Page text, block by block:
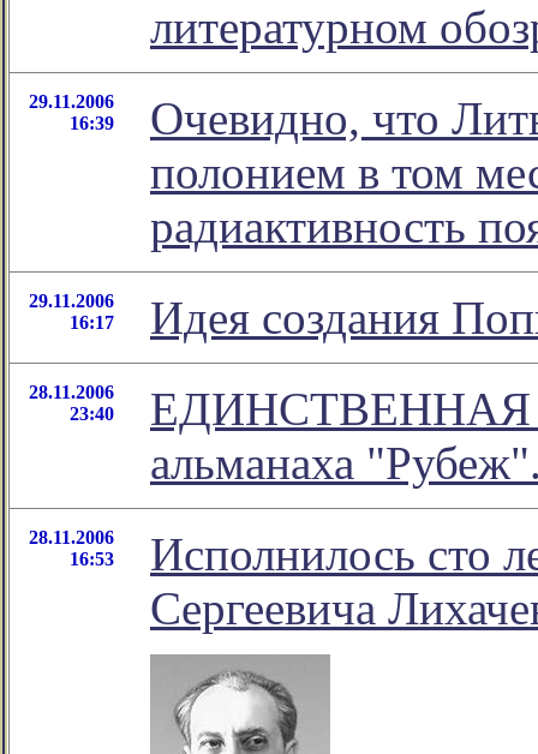
литературном
29.11.2006
16:39
Очевидно, что
полонием в том
радиактивность
29.11.2006
16:17
Идея создания
28.11.2006
23:40
ЕДИНСТВЕННАЯ
альманаха
28.11.2006
16:53
Исполнилось сто
Сергеевича